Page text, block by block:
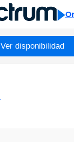
Ver disponibilidad